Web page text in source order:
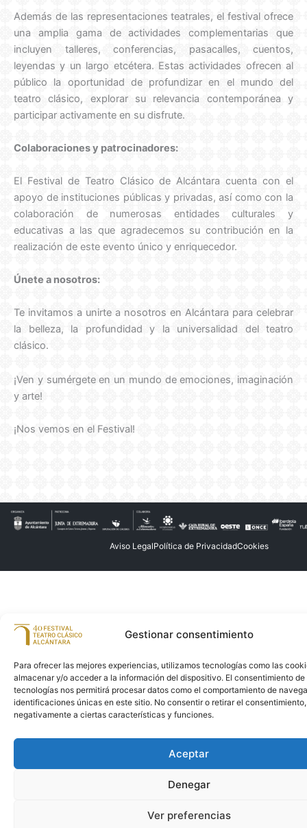
Gestionar consentimiento
Para ofrecer las mejores experiencias, utilizamos tecnologías como las
almacenar y/o acceder a la información del dispositivo. El consentimiento de
tecnologías nos permitirá procesar datos como el comportamiento de
identificaciones únicas en este sitio. No consentir o retirar el
negativamente a ciertas características y funciones.
Aceptar
Denegar
Ver preferencias
Además de las representaciones teatrales, el festival ofrece
una amplia gama de actividades complementarias que
incluyen talleres, conferencias, pasacalles, cuentos,
leyendas y un largo etcétera. Estas actividades ofrecen al
público la oportunidad de profundizar en el mundo del
teatro clásico, explorar su relevancia contemporánea y
participar activamente en su disfrute.
Colaboraciones y patrocinadores:
El Festival de Teatro Clásico de Alcántara cuenta con el
apoyo de instituciones públicas y privadas, así como con la
colaboración de numerosas entidades culturales y
educativas a las que agradecemos su contribución en la
realización de este evento único y enriquecedor.
Únete a nosotros:
Te invitamos a unirte a nosotros en Alcántara para celebrar
la belleza, la profundidad y la universalidad del teatro
clásico.
¡Ven y sumérgete en un mundo de emociones, imaginación
y arte!
¡Nos vemos en el Festival!
Aviso LegalPolítica de PrivacidadCookies